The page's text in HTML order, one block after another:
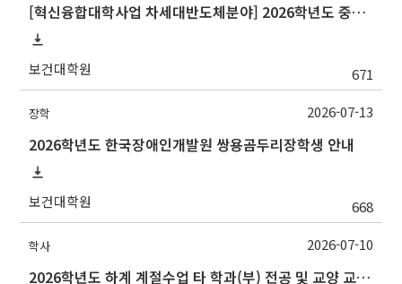
[혁신융합대학사업 차세대반도체분야] 2026학년도 중앙대학교 2학기 교류 수학 안내
보건대학원 671
장학
2026학년도 한국장애인개발원 쌍용곰두리장학생 안내
보건대학원 668
2026-07-13
학사
2026학년도 하계 계절수업 타 학과(부) 전공 및 교양 교과목 성적평가방법 선택제 신청 안내(~7/15 수)
2026-07-10